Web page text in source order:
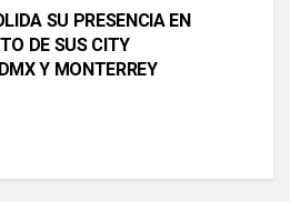
SU PRESENCIA EN
DE SUS CITY
Y MONTERREY